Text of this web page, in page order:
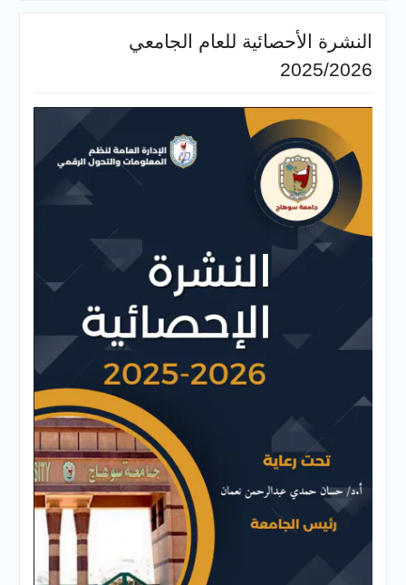
النشرة الأحصائية للعام الجامعي
2025/2026